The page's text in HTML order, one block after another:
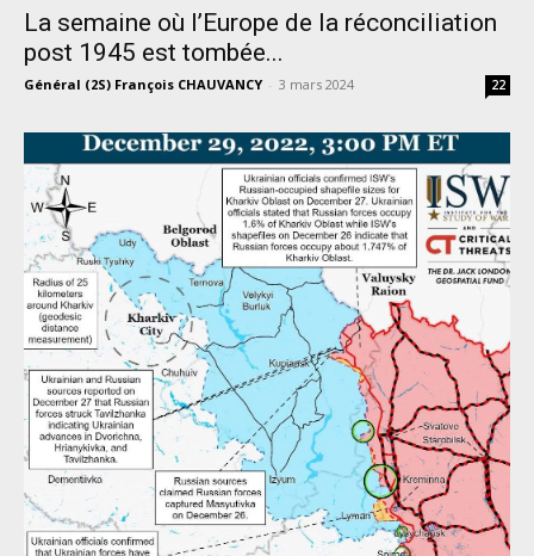
La semaine où l’Europe de la réconciliation
post 1945 est tombée...
Général (2S) François CHAUVANCY - 3 mars 2024 22